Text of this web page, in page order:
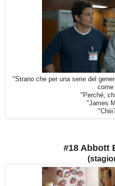
"Strano che per una serie del
come
"Perché,
"James
#18 Abbott